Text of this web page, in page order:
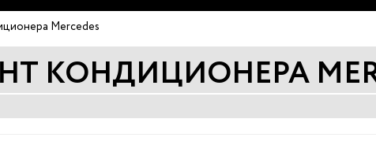
Mercedes
КОНДИЦИОНЕРА